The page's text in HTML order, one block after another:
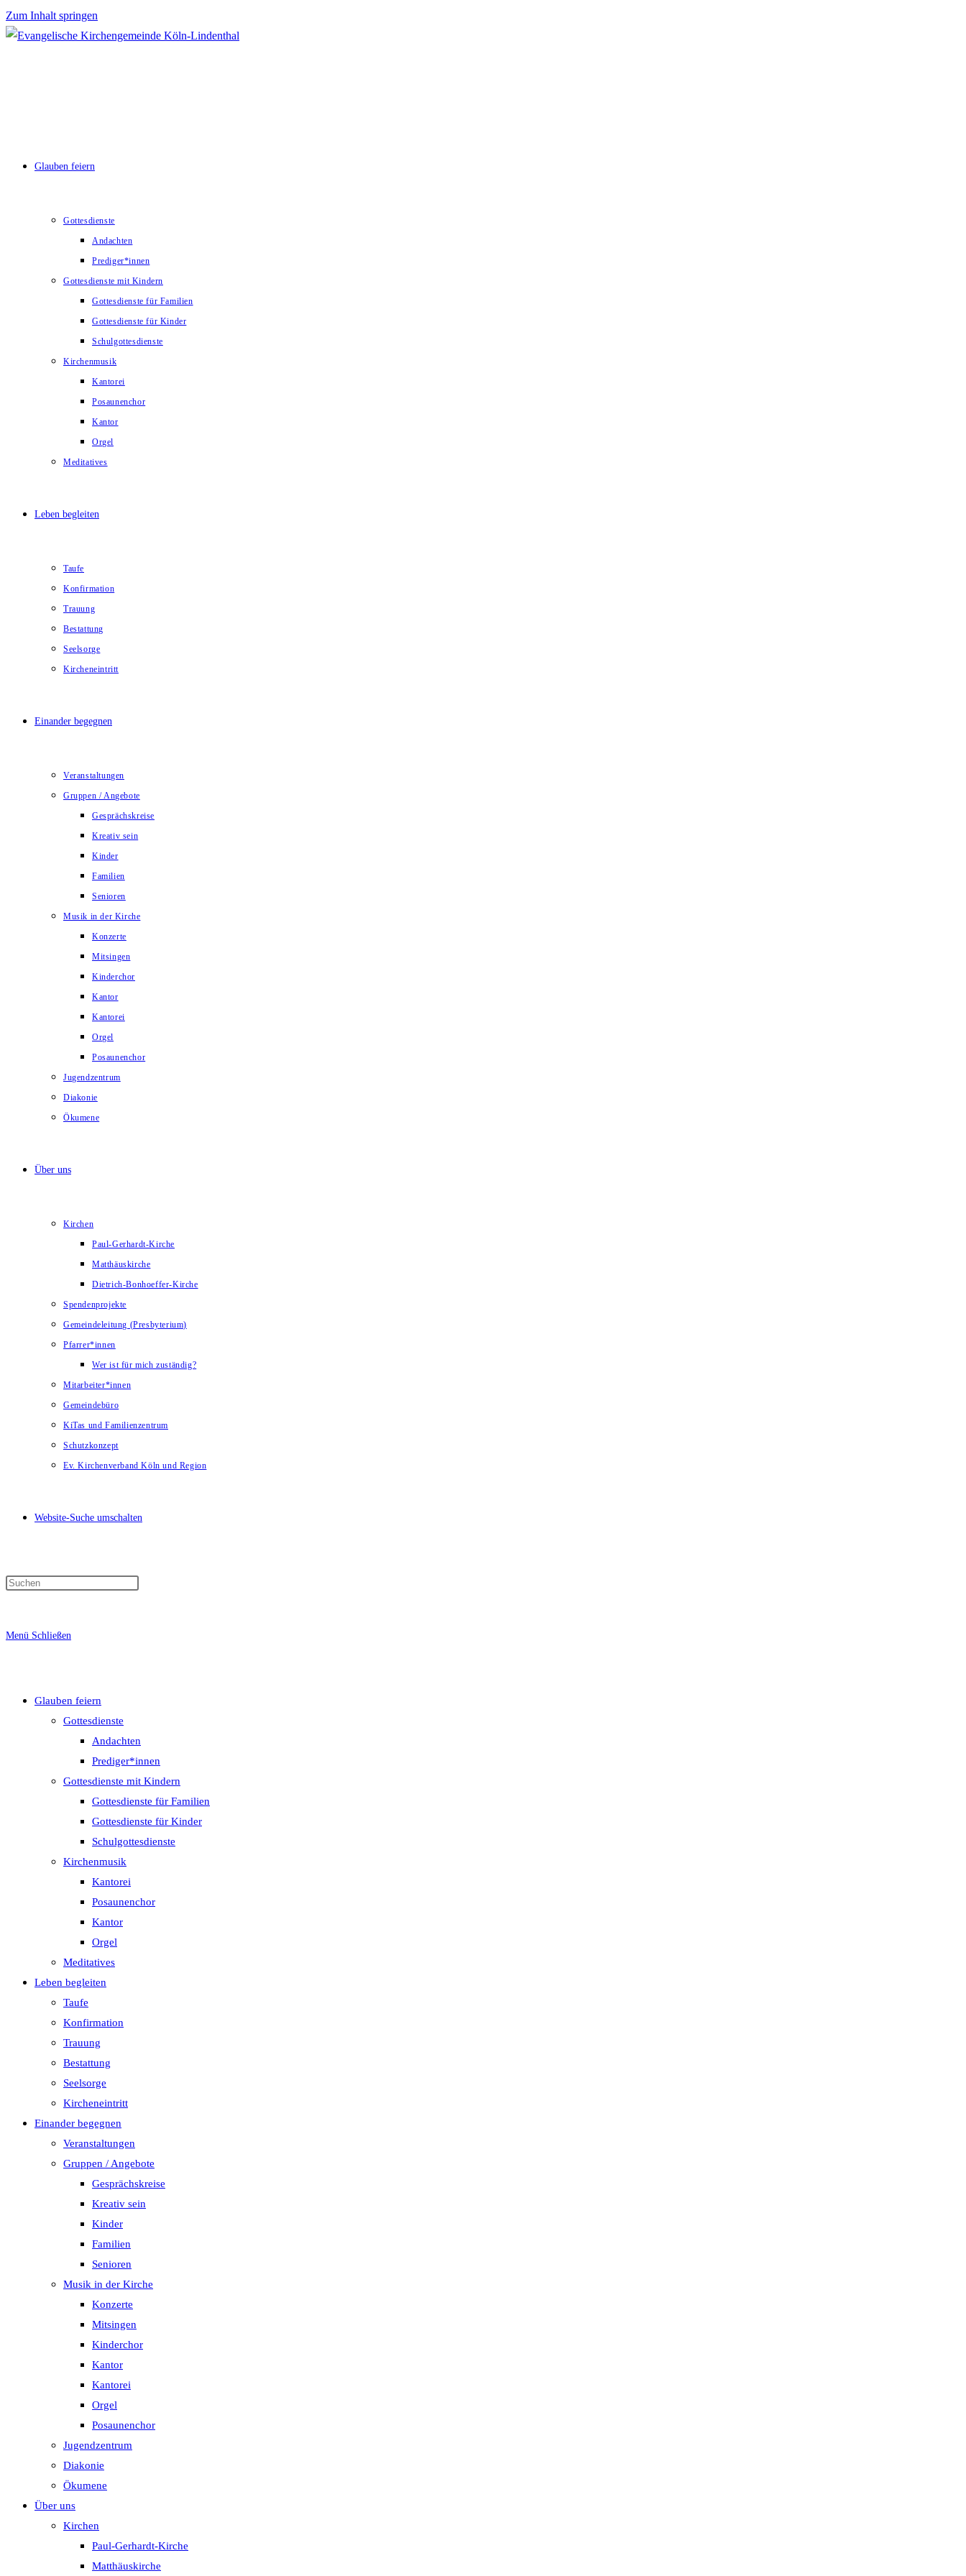
Zum Inhalt springen
Glauben feiern
Gottesdienste
Andachten
Prediger*innen
Gottesdienste mit Kindern
Gottesdienste für Familien
Gottesdienste für Kinder
Schulgottesdienste
Kirchenmusik
Kantorei
Posaunenchor
Kantor
Orgel
Meditatives
Leben begleiten
Taufe
Konfirmation
Trauung
Bestattung
Seelsorge
Kircheneintritt
Einander begegnen
Veranstaltungen
Gruppen / Angebote
Gesprächskreise
Kreativ sein
Kinder
Familien
Senioren
Musik in der Kirche
Konzerte
Mitsingen
Kinderchor
Kantor
Kantorei
Orgel
Posaunenchor
Jugendzentrum
Diakonie
Ökumene
Über uns
Kirchen
Paul-Gerhardt-Kirche
Matthäuskirche
Dietrich-Bonhoeffer-Kirche
Spendenprojekte
Gemeindeleitung (Presbyterium)
Pfarrer*innen
Wer ist für mich zuständig?
Mitarbeiter*innen
Gemeindebüro
KiTas und Familienzentrum
Schutzkonzept
Ev. Kirchenverband Köln und Region
Website-Suche umschalten
Menü Schließen
Glauben feiern
Gottesdienste
Andachten
Prediger*innen
Gottesdienste mit Kindern
Gottesdienste für Familien
Gottesdienste für Kinder
Schulgottesdienste
Kirchenmusik
Kantorei
Posaunenchor
Kantor
Orgel
Meditatives
Leben begleiten
Taufe
Konfirmation
Trauung
Bestattung
Seelsorge
Kircheneintritt
Einander begegnen
Veranstaltungen
Gruppen / Angebote
Gesprächskreise
Kreativ sein
Kinder
Familien
Senioren
Musik in der Kirche
Konzerte
Mitsingen
Kinderchor
Kantor
Kantorei
Orgel
Posaunenchor
Jugendzentrum
Diakonie
Ökumene
Über uns
Kirchen
Paul-Gerhardt-Kirche
Matthäuskirche